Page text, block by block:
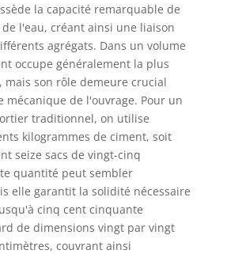
la capacité remarquable de
l'eau, créant ainsi une liaison
agrégats. Dans un volume
occupe généralement la plus
son rôle demeure crucial
mécanique de l'ouvrage. Pour un
traditionnel, on utilise
kilogrammes de ciment, soit
seize sacs de vingt-cinq
quantité peut sembler
elle garantit la solidité nécessaire
cinq cent cinquante
de dimensions vingt par vingt
couvrant ainsi